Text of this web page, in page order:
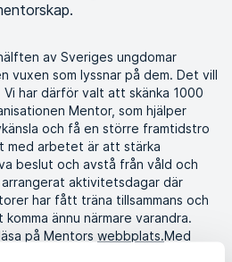
av Sveriges ungdomar
vuxen som lyssnar på dem. Det vill
har därför valt att skänka 1000
Mentor, som hjälper
och få en större framtidstro
med arbetet är att stärka
beslut och avstå från våld och
aktivitetsdagar där
har fått träna tillsammans och
ännu närmare varandra.
på Mentors webbplats.Med
och våra värderingar, vill vi